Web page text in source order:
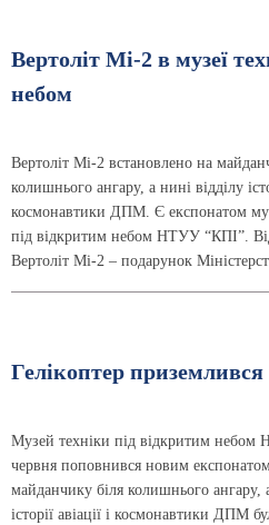
Вертоліт Мі-2 в музеї
небом
Вертоліт Мі-2 встановлено на
колишнього ангару, а нині відділу
космонавтики ДПМ. Є експонатом
під відкритим небом НТУУ “КПІ”.
Вертоліт Мі-2 – подарунок
Гелікоптер
Музей техніки під відкритим
червня поповнився новим
майданчику біля колишнього ангару,
історії авіації і космонавтики ДПМ